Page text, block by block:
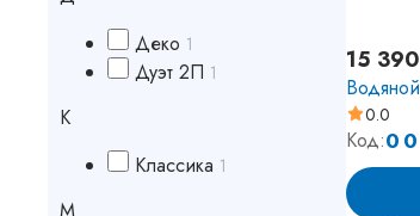
Деко 1
Дуэт 2П 1
К
Классика 1
15
0.0
Код: